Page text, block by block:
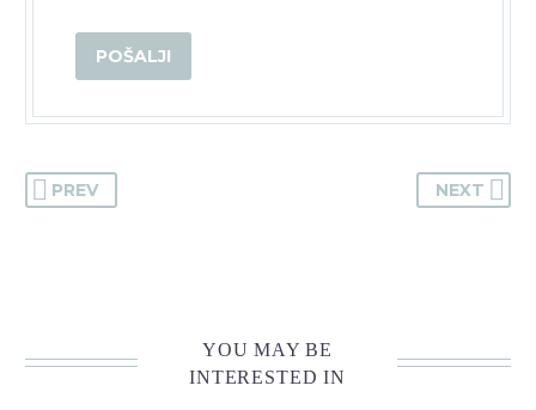
PREV NEXT
YOU MAY BE
INTERESTED IN